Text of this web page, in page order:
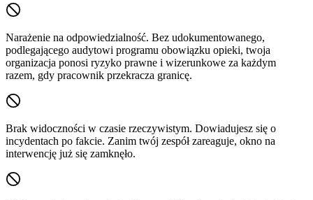
Narażenie na odpowiedzialność. Bez udokumentowanego,
podlegającego audytowi programu obowiązku opieki, twoja
organizacja ponosi ryzyko prawne i wizerunkowe za każdym
razem, gdy pracownik przekracza granicę.
Brak widoczności w czasie rzeczywistym. Dowiadujesz się o
incydentach po fakcie. Zanim twój zespół zareaguje, okno na
interwencję już się zamknęło.